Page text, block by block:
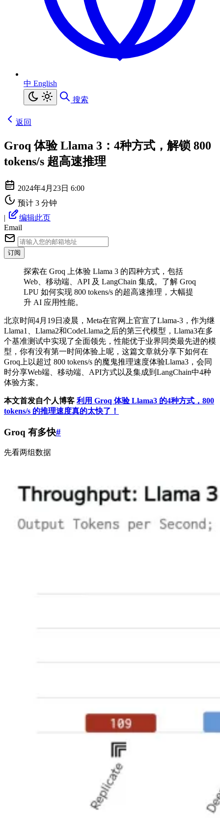
中 English
搜索
返回
Groq 体验 Llama 3：4种方式，解锁 800
tokens/s 超高速推理
2024年4月23日 6:00
预计 3 分钟
|
编辑此页
Email
订阅
探索在 Groq 上体验 Llama 3 的四种方式，包括
Web、移动端、API 及 LangChain 集成。了解 Groq
LPU 如何实现 800 tokens/s 的超高速推理，大幅提
升 AI 应用性能。
北京时间4月19日凌晨，Meta在官网上官宣了Llama-3，作为继
Llama1、Llama2和CodeLlama之后的第三代模型，Llama3在多
个基准测试中实现了全面领先，性能优于业界同类最先进的模
型，你有没有第一时间体验上呢，这篇文章就分享下如何在
Groq上以超过 800 tokens/s 的魔鬼推理速度体验Llama3，会同
时分享Web端、移动端、API方式以及集成到LangChain中4种
体验方案。
本文首发自个人博客 利用 Groq 体验 Llama3 的4种方式，800
tokens/s 的推理速度真的太快了！
Groq 有多快#
先看两组数据